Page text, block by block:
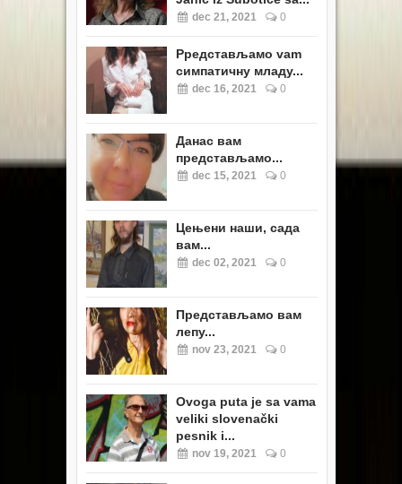
dec 21, 2021 0
Pредстављамо vam
симпатичну младу...
dec 16, 2021 0
Данас вам
представљамо...
dec 15, 2021 0
Цењени наши, сада
вам...
dec 02, 2021 0
Представљамо вам
лепу...
nov 23, 2021 0
Ovoga puta je sa vama
veliki slovenački
pesnik i...
nov 19, 2021 0